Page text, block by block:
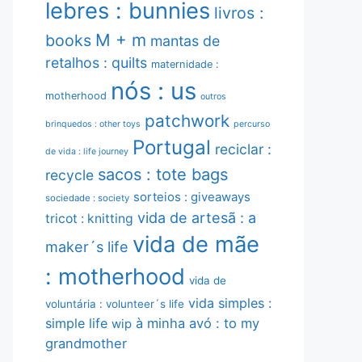
lebres : bunnies livros :
books M + m mantas de
retalhos : quilts maternidade :
motherhood nós : us outros
brinquedos : other toys patchwork percurso
de vida : life journey Portugal reciclar :
recycle sacos : tote bags
sociedade : society sorteios : giveaways
tricot : knitting vida de artesã : a
maker´s life vida de mãe
: motherhood vida de
voluntária : volunteer´s life vida simples :
simple life wip à minha avó : to my
grandmother